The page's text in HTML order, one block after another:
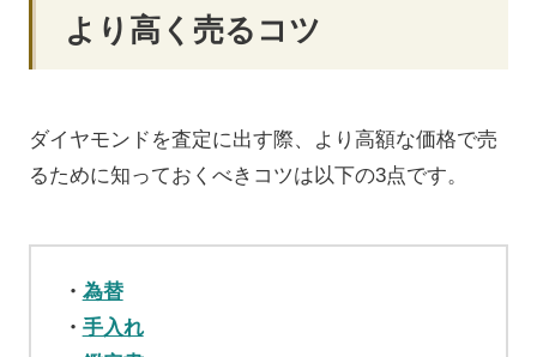
より高く売るコツ
ダイヤモンドを査定に出す際、より高額な価格で売
るために知っておくべきコツは以下の3点です。
為替
手入れ